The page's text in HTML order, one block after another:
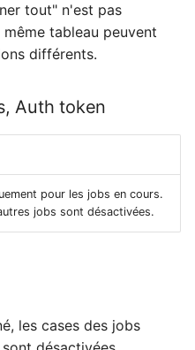
tout" n'est pas
tableau peuvent
différents.
Auth token
pour les jobs en cours.
jobs sont désactivées.
les cases des jobs